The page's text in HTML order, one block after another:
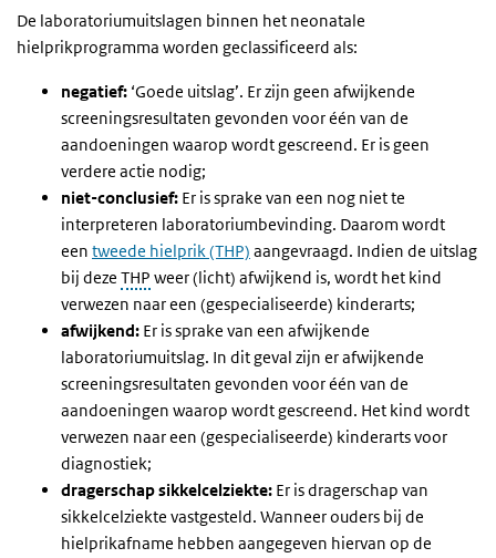
De laboratoriumuitslagen binnen het neonatale
hielprikprogramma worden geclassificeerd als:
negatief: ‘Goede uitslag’. Er zijn geen afwijkende
screeningsresultaten gevonden voor één van de
aandoeningen waarop wordt gescreend. Er is geen
verdere actie nodig;
niet-conclusief: Er is sprake van een nog niet te
interpreteren laboratoriumbevinding. Daarom wordt
een tweede hielprik (THP) aangevraagd. Indien de uitslag
bij deze THP weer (licht) afwijkend is, wordt het kind
verwezen naar een (gespecialiseerde) kinderarts;
afwijkend: Er is sprake van een afwijkende
laboratoriumuitslag. In dit geval zijn er afwijkende
screeningsresultaten gevonden voor één van de
aandoeningen waarop wordt gescreend. Het kind wordt
verwezen naar een (gespecialiseerde) kinderarts voor
diagnostiek;
dragerschap sikkelcelziekte: Er is dragerschap van
sikkelcelziekte vastgesteld. Wanneer ouders bij de
hielprikafname hebben aangegeven hiervan op de